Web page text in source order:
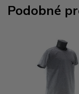
Podobné